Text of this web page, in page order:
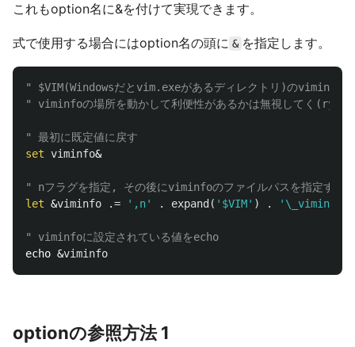
これもoption名に&を付けて実現できます。
式で使用する場合にはoption名の頭に & を指定します。
" $VIM(Windowsだとvim.exeがあるディレクトリ)のviminfoを
" viminfoの場所を動かして利便性があるかは無視してく(ry
" 最初に既定値に戻す
set viminfo&
" nフラグを指定, その後にviminfoのファイルパスを指定する
let &viminfo .= ',n' . expand ( '$VIM' ) . '\_viminfo'
" viminfoに設定されている値をecho
echo &viminfo
optionの参照方法 1